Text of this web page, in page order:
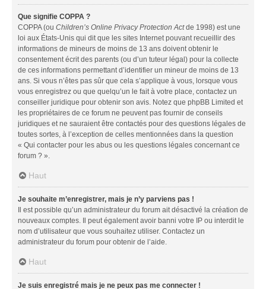
Que signifie COPPA ?
COPPA (ou Children’s Online Privacy Protection Actde 1998) est une
loi aux États-Unis qui dit que les sites Internet pouvant recueillir des
informations de mineurs de moins de 13 ans doivent obtenir le
consentement écrit des parents (ou d’un tuteur légal) pour la collecte
de ces informations permettant d’identifier un mineur de moins de 13
ans. Si vous n’êtes pas sûr que cela s’applique à vous, lorsque vous
vous enregistrez ou que quelqu’un le fait à votre place, contactez un
conseiller juridique pour obtenir son avis. Notez que phpBB Limited et
les propriétaires de ce forum ne peuvent pas fournir de conseils
juridiques et ne sauraient être contactés pour des questions légales de
toutes sortes, à l’exception de celles mentionnées dans la question
« Qui contacter pour les abus ou les questions légales concernant ce
forum ? ».
Haut
Je souhaite m’enregistrer, mais je n’y parviens pas !
Il est possible qu’un administrateur du forum ait désactivé la création de
nouveaux comptes. Il peut également avoir banni votre IP ou interdit le
nom d’utilisateur que vous souhaitez utiliser. Contactez un
administrateur du forum pour obtenir de l’aide.
Haut
Je suis enregistré mais je ne peux pas me connecter !